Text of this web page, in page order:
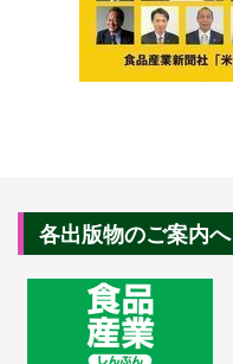
各出版物のご案内へ